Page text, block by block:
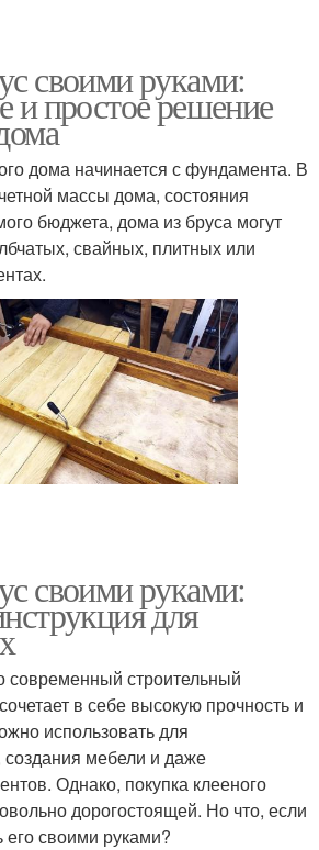
своими руками:
и простое решение
дома начинается с фундамента. В
массы дома, состояния
бюджета, дома из бруса могут
свайных, плитных или
своими руками:
для
строительный
в себе высокую прочность и
использовать для
создания мебели и даже
Однако, покупка клееного
дорогостоящей. Но что, если
своими руками?